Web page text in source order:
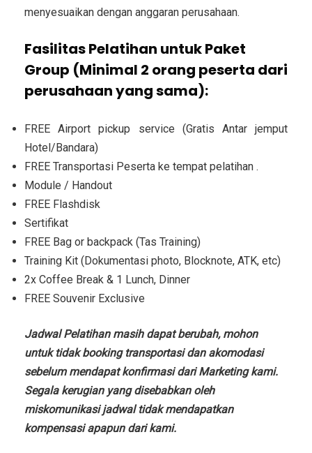
menyesuaikan dengan anggaran perusahaan.
Fasilitas Pelatihan untuk Paket
Group (Minimal 2 orang peserta dari
perusahaan yang sama):
FREE Airport pickup service (Gratis Antar jemput
Hotel/Bandara)
FREE Transportasi Peserta ke tempat pelatihan .
Module / Handout
FREE Flashdisk
Sertifikat
FREE Bag or backpack (Tas Training)
Training Kit (Dokumentasi photo, Blocknote, ATK, etc)
2x Coffee Break & 1 Lunch, Dinner
FREE Souvenir Exclusive
Jadwal Pelatihan masih dapat berubah, mohon
untuk tidak booking transportasi dan akomodasi
sebelum mendapat konfirmasi dari Marketing kami.
Segala kerugian yang disebabkan oleh
miskomunikasi jadwal tidak mendapatkan
kompensasi apapun dari kami.